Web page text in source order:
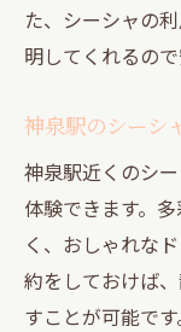
た、シーシャの
明してくれるので
神泉駅のシーシ
神泉駅近くのシ
体験できます。
く、おしゃれな
約をしておけば
すことが可能で